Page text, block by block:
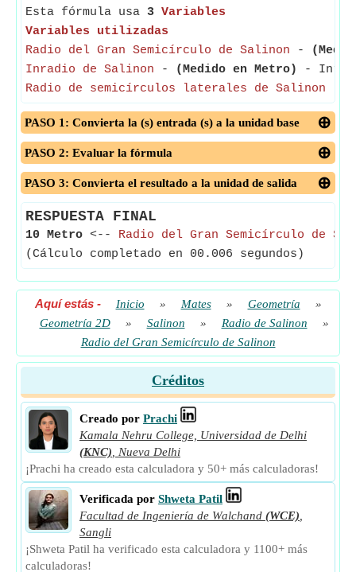
Esta fórmula usa 3 Variables
Variables utilizadas
Radio del Gran Semicírculo de Salinon -
Inradio de Salinon - (Medido en Metro)
-
Radio de semicírculos laterales de Salinon
PASO 1: Convierta la (s) entrada (s) a la unidad base
PASO 2: Evaluar la fórmula
PASO 3: Convierta el resultado a la unidad de salida
RESPUESTA FINAL
10 Metro <-- Radio del Gran Semicírculo de
(Cálculo completado en 00.006 segundos)
Aquí estás- Inicio » Mates » Geometría
»
Geometría 2D
» Salinon » Radio de Salinon
»
Radio del Gran Semicírculo de Salinon
Créditos
Creado por Prachi
Kamala Nehru College, Universidad de Delhi
(KNC)
Nueva Delhi
¡Prachi ha creado esta calculadora y 50+ más calculadoras!
Verificada por Shweta Patil
Facultad de Ingeniería de Walchand (WCE)
Sangli
¡Shweta Patil ha verificado esta calculadora y 1100+ más
calculadoras!